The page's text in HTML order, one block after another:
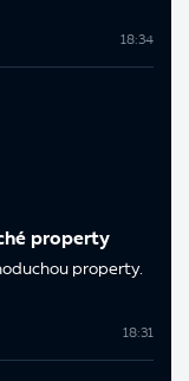
18:34
property
property.
18:31